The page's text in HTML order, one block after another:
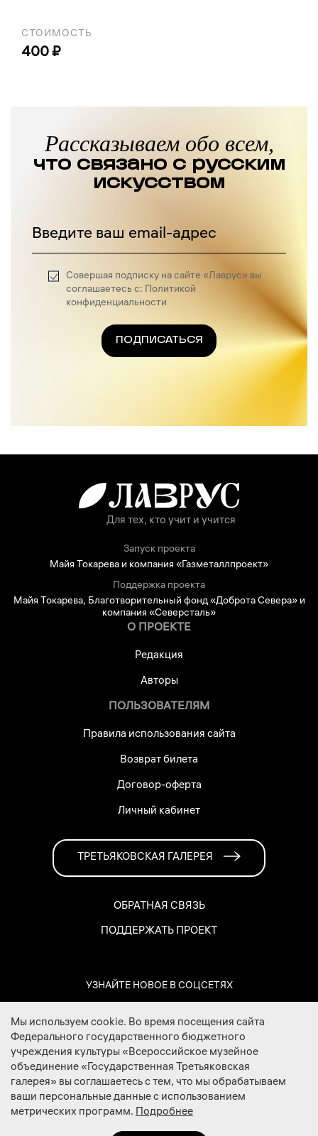
СТОИМОСТЬ
400 ₽
Рассказываем обо всем,
что связано с русским
искусством
Введите ваш email-адрес
Совершая подписку на сайте «Лаврус» вы
соглашаетесь с: Политикой
конфиденциальности
ПОДПИСАТЬСЯ
Для тех, кто учит и учится
Запуск проекта
Майя Токарева и компания «Газметаллпроект»
Поддержка проекта
Майя Токарева, Благотворительный фонд «Доброта Севера» и
компания «Северсталь»
О ПРОЕКТЕ
Редакция
Авторы
ПОЛЬЗОВАТЕЛЯМ
Правила использования сайта
Возврат билета
Договор-оферта
Личный кабинет
ТРЕТЬЯКОВСКАЯ ГАЛЕРЕЯ
ОБРАТНАЯ СВЯЗЬ
ПОДДЕРЖАТЬ ПРОЕКТ
УЗНАЙТЕ НОВОЕ В СОЦСЕТЯХ
Мы используем cookie. Во время посещения сайта
Федерального государственного бюджетного
учреждения культуры «Всероссийское музейное
объединение «Государственная Третьяковская
галерея» вы соглашаетесь с тем, что мы обрабатываем
ваши персональные данные с использованием
метрических программ. Подробнее